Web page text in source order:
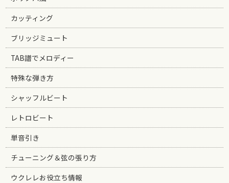
カッティング
ブリッジミュート
TAB譜でメロディー
特殊な弾き方
シャッフルビート
レトロビート
単音引き
チューニング＆弦の張り方
ウクレレお役立ち情報